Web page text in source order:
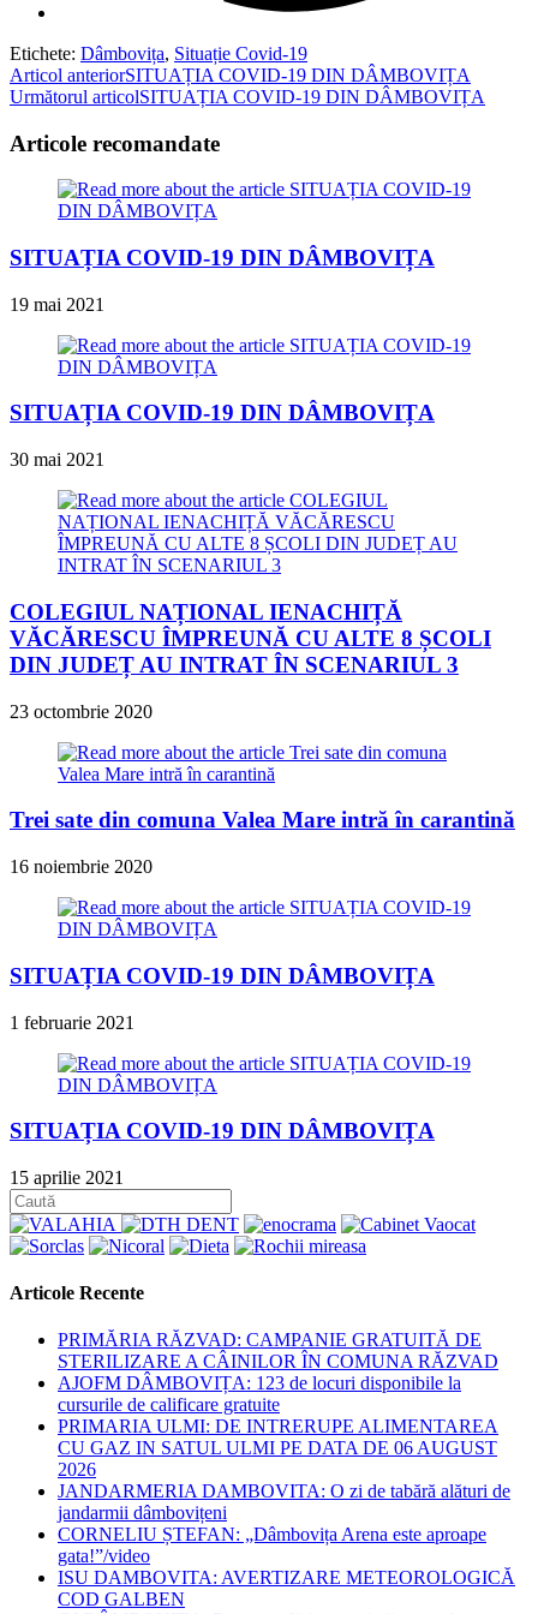
Etichete: Dâmbovița, Situație Covid-19
Read
more
articles
Articol anteriorSITUAȚIA COVID-19 DIN DÂMBOVIȚA
Următorul articolSITUAȚIA COVID-19 DIN DÂMBOVIȚA
Articole recomandate
SITUAȚIA COVID-19 DIN DÂMBOVIȚA
19 mai 2021
SITUAȚIA COVID-19 DIN DÂMBOVIȚA
30 mai 2021
COLEGIUL NAȚIONAL IENACHIȚĂ
VĂCĂRESCU ÎMPREUNĂ CU ALTE 8 ȘCOLI
DIN JUDEȚ AU INTRAT ÎN SCENARIUL 3
23 octombrie 2020
Trei sate din comuna Valea Mare intră în carantină
16 noiembrie 2020
SITUAȚIA COVID-19 DIN DÂMBOVIȚA
1 februarie 2021
SITUAȚIA COVID-19 DIN DÂMBOVIȚA
15 aprilie 2021
Articole Recente
PRIMĂRIA RĂZVAD: CAMPANIE GRATUITĂ DE
STERILIZARE A CÂINILOR ÎN COMUNA RĂZVAD
AJOFM DÂMBOVIȚA: 123 de locuri disponibile la
cursurile de calificare gratuite
PRIMARIA ULMI: DE INTRERUPE ALIMENTAREA
CU GAZ IN SATUL ULMI PE DATA DE 06 AUGUST
2026
JANDARMERIA DAMBOVITA: O zi de tabără alături de
jandarmii dâmbovițeni
CORNELIU ȘTEFAN: „Dâmbovița Arena este aproape
gata!”/video
ISU DAMBOVITA: AVERTIZARE METEOROLOGICĂ
COD GALBEN